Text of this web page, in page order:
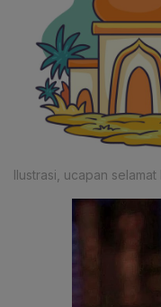
Ilustrasi, ucapan selamat